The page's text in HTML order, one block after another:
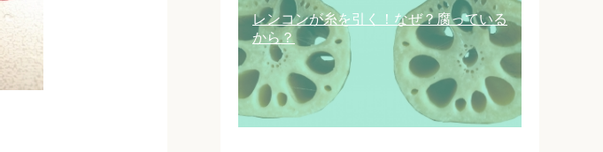
レンコンが糸を引く！なぜ？腐っている
から？